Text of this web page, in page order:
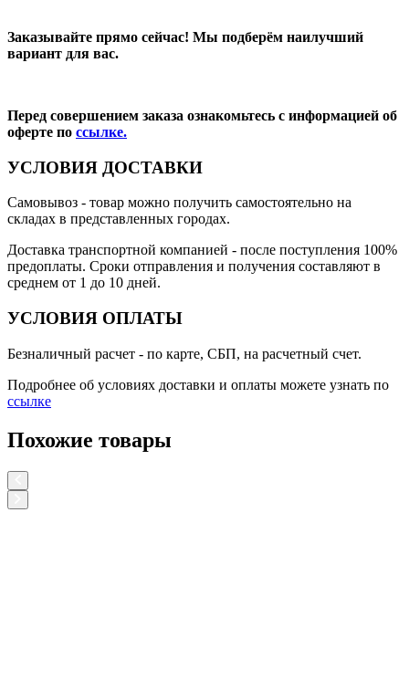
Заказывайте прямо сейчас! Мы подберём наилучший
вариант для вас.
Перед совершением заказа ознакомьтесь с информацией об
оферте по ссылке.
УСЛОВИЯ ДОСТАВКИ
Самовывоз - товар можно получить самостоятельно на
складах в представленных городах.
Доставка транспортной компанией - после поступления 100%
предоплаты. Сроки отправления и получения составляют в
среднем от 1 до 10 дней.
УСЛОВИЯ ОПЛАТЫ
Безналичный расчет - по карте, СБП, на расчетный счет.
Подробнее об условиях доставки и оплаты можете узнать по
ссылке
Похожие товары